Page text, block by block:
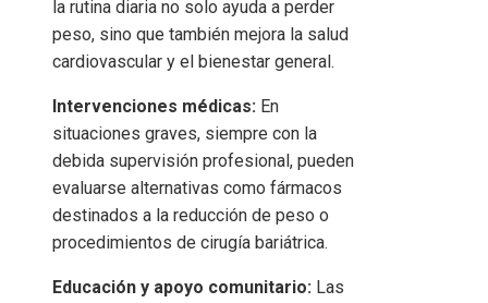
la rutina diaria no solo ayuda a perder
peso, sino que también mejora la salud
cardiovascular y el bienestar general.
Intervenciones médicas: En
situaciones graves, siempre con la
debida supervisión profesional, pueden
evaluarse alternativas como fármacos
destinados a la reducción de peso o
procedimientos de cirugía bariátrica.
Educación y apoyo comunitario: Las